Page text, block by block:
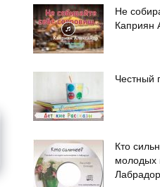
Не
Каприян
Честный
Кто
молодых